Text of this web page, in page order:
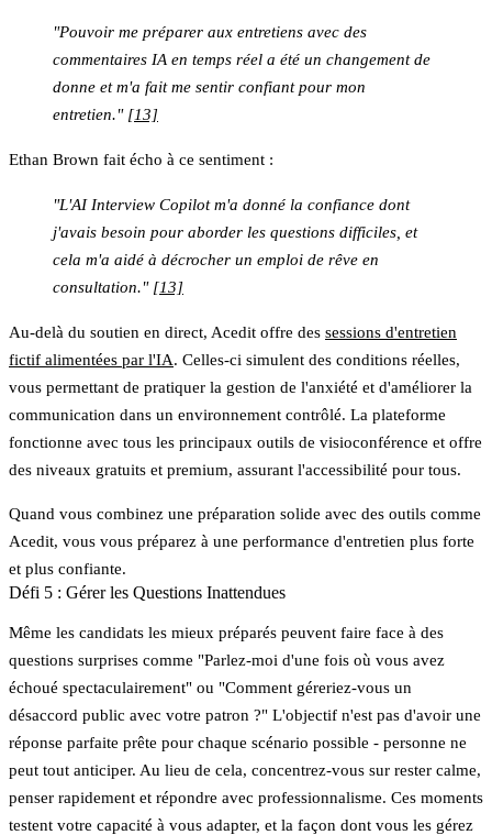
"Pouvoir me préparer aux entretiens avec des
commentaires IA en temps réel a été un changement de
donne et m'a fait me sentir confiant pour mon
entretien." [13]
Ethan Brown fait écho à ce sentiment :
"L'AI Interview Copilot m'a donné la confiance dont
j'avais besoin pour aborder les questions difficiles, et
cela m'a aidé à décrocher un emploi de rêve en
consultation." [13]
Au-delà du soutien en direct, Acedit offre des sessions d'entretien
fictif alimentées par l'IA. Celles-ci simulent des conditions réelles,
vous permettant de pratiquer la gestion de l'anxiété et d'améliorer la
communication dans un environnement contrôlé. La plateforme
fonctionne avec tous les principaux outils de visioconférence et offre
des niveaux gratuits et premium, assurant l'accessibilité pour tous.
Quand vous combinez une préparation solide avec des outils comme
Acedit, vous vous préparez à une performance d'entretien plus forte
et plus confiante.
Défi 5 : Gérer les Questions Inattendues
Même les candidats les mieux préparés peuvent faire face à des
questions surprises comme "Parlez-moi d'une fois où vous avez
échoué spectaculairement" ou "Comment géreriez-vous un
désaccord public avec votre patron ?" L'objectif n'est pas d'avoir une
réponse parfaite prête pour chaque scénario possible - personne ne
peut tout anticiper. Au lieu de cela, concentrez-vous sur rester calme,
penser rapidement et répondre avec professionnalisme. Ces moments
testent votre capacité à vous adapter, et la façon dont vous les gérez